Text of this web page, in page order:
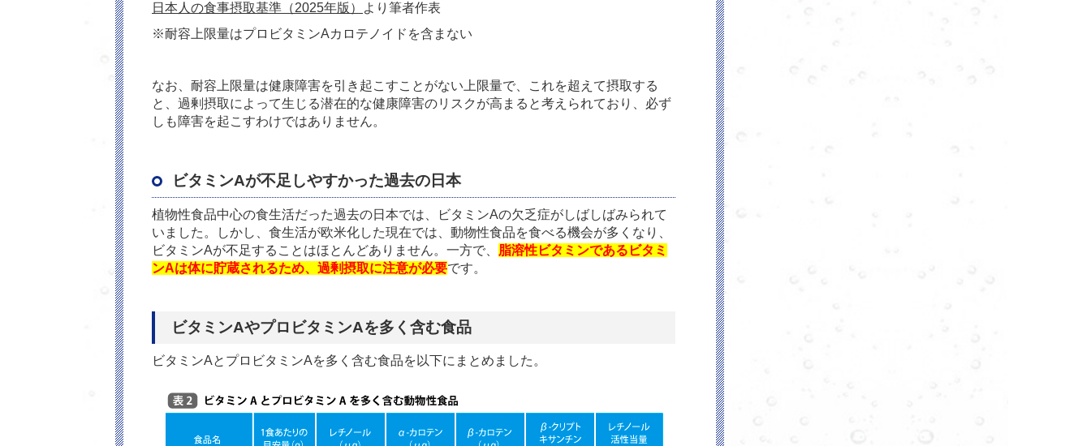
日本人の食事摂取基準（2025年版）
より筆者作表
※耐容上限量はプロビタミンAカロテノイドを含まない
なお、耐容上限量は健康障害を引き起こすことがない上限量で、これを超えて摂取する
と、過剰摂取によって生じる潜在的な健康障害のリスクが高まると考えられており、必ず
しも障害を起こすわけではありません。
ビタミンAが不足しやすかった過去の日本
植物性食品中心の食生活だった過去の日本では、ビタミンAの欠乏症がしばしばみられて
いました。しかし、食生活が欧米化した現在では、動物性食品を食べる機会が多くなり、
ビタミンAが不足することはほとんどありません。一方で、 脂溶性ビタミンであるビタミ
ンAは体に貯蔵されるため、過剰摂取に注意が必要です。
ビタミンAやプロビタミンAを多く含む食品
ビタミンAとプロビタミンAを多く含む食品を以下にまとめました。